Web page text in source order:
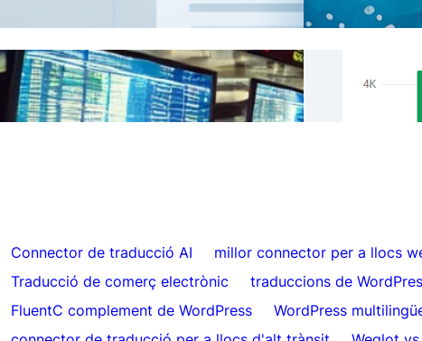
Omet la traducció per a contingut específic
amb FluentC
Connector de traducció AI millor connector per a llocs
Traducció de comerç electrònic
traduccions de
FluentC complement de WordPress
WordPress